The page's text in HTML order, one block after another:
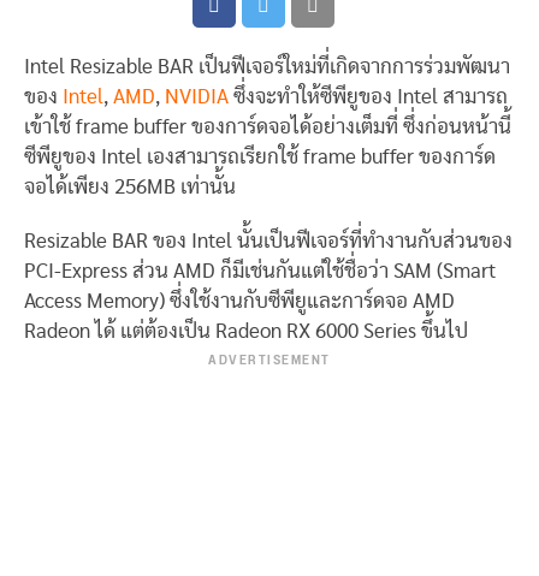
Intel Resizable BAR เป็นฟีเจอร์ใหม่ที่เกิดจากการร่วมพัฒนา
ของ
Intel, AMD, NVIDIA ซึ่งจะทำให้ซีพียูของ Intel สามารถ
เข้าใช้ frame buffer ของการ์ดจอได้อย่างเต็มที่ ซึ่งก่อนหน้านี้
ซีพียูของ Intel เองสามารถเรียกใช้ frame buffer ของการ์ด
จอได้เพียง 256MB เท่านั้น
Resizable BAR ของ Intel นั้นเป็นฟีเจอร์ที่ทำงานกับส่วนของ
PCI-Express ส่วน AMD ก็มีเช่นกันแต่ใช้ชื่อว่า SAM (Smart
Access Memory) ซึ่งใช้งานกับซีพียูและการ์ดจอ AMD
Radeon ได้ แต่ต้องเป็น Radeon RX 6000 Series ขึ้นไป
ADVERTISEMENT